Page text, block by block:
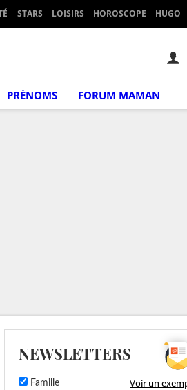
STARS LOISIRS HOROSCOPE HUGO
PRÉNOMS FORUM MAMAN
NEWSLETTERS
Famille Voir un